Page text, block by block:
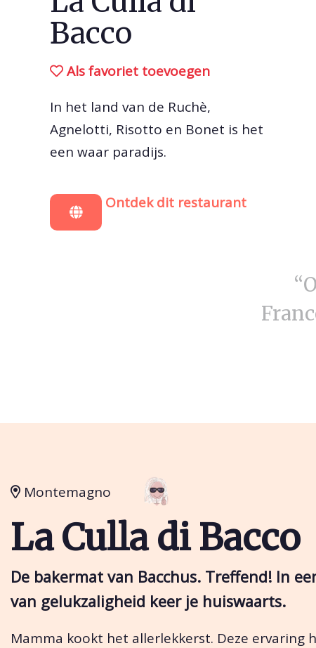
Bacco
Als favoriet toevoegen
In het land van de Ruchè,
Agnelotti, Risotto en Bonet is het
een waar paradijs.
Ontdek dit restaurant
Montemagno
La Culla di Bacco
De bakermat van Bacchus. Treffend! In
van gelukzaligheid keer je huiswaarts.
Mamma kookt het allerlekkerst. Deze ervaring